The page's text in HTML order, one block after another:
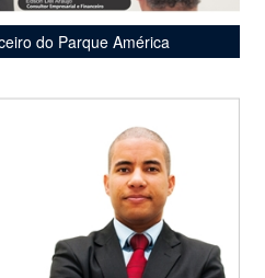
do Parque América